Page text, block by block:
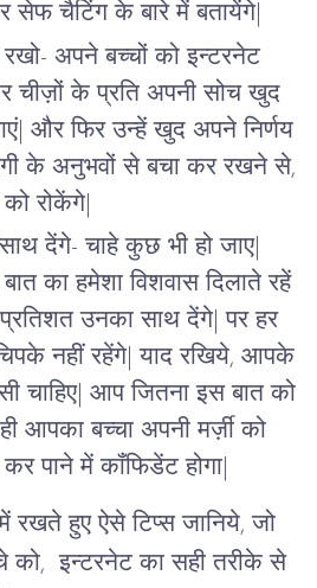
चैटिंग के बारे में बतायेंगे|
रखो- अपने बच्चों को इन्टरनेट
चीज़ों के प्रति अपनी सोच खुद
और फिर उन्हें खुद अपने निर्णय
के अनुभवों से बचा कर रखने से,
रोकेंगे|
देंगे- चाहे कुछ भी हो जाए|
का हमेशा विशवास दिलाते रहें
उनका साथ देंगे| पर हर
नहीं रहेंगे| याद रखिये, आपके
चाहिए| आप जितना इस बात को
आपका बच्चा अपनी मर्ज़ी को
पाने में कॉंफिडेंट होगा|
रखते हुए ऐसे टिप्स जानिये, जो
इन्टरनेट का सही तरीके से